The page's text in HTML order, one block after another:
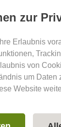
für
zur
Erlaubnis
von
um Daten
Website